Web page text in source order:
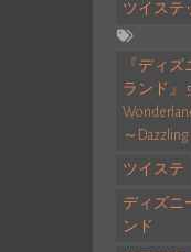
ツイステ
『ディ
ランド』
～Dazzling
ツイステ
ディズニ
ンド